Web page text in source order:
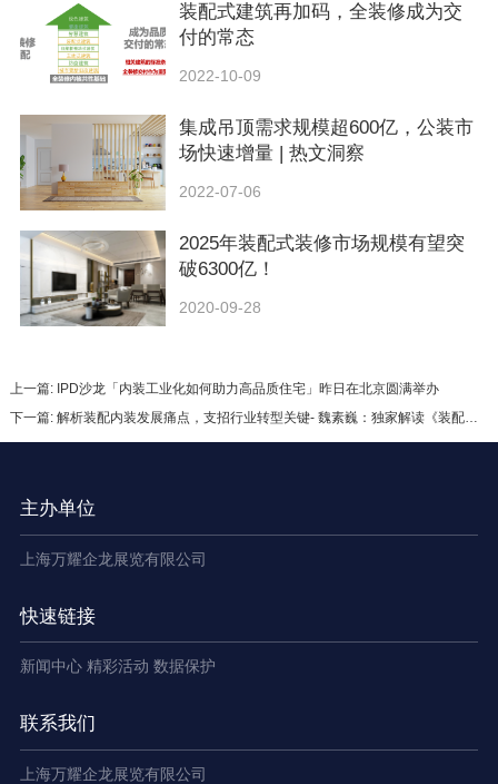
装配式建筑再加码，全装修成为交
付的常态
2022-10-09
集成吊顶需求规模超600亿，公装市
场快速增量 | 热文洞察
2022-07-06
2025年装配式装修市场规模有望突
破6300亿！
2020-09-28
上一篇: IPD沙龙「内装工业化如何助力高品质住宅」昨日在北京圆满举办
下一篇: 解析装配内装发展痛点，支招行业转型关键- 魏素巍：独家解读《装配式内装修技术标准》（中）
主办单位
上海万耀企龙展览有限公司
快速链接
新闻中心 精彩活动 数据保护
联系我们
上海万耀企龙展览有限公司